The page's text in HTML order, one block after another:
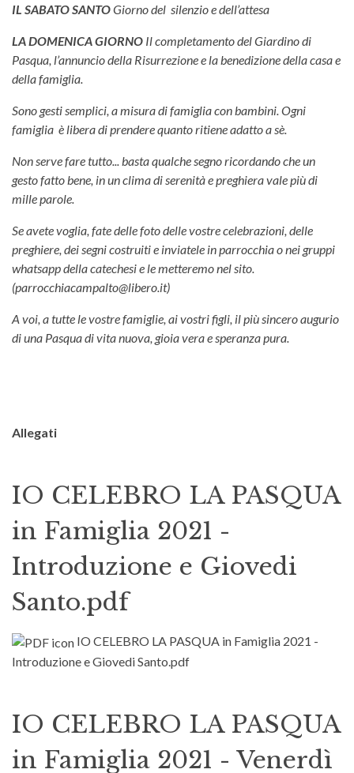
IL SABATO SANTOGiorno del silenzio e dell’attesa
LA DOMENICA GIORNO Il completamento del Giardino di
Pasqua, l’annuncio della Risurrezionee la benedizione della casa e
della famiglia.
Sono gesti semplici, a misura di famiglia con bambini. Ogni
famiglia è libera di prendere quanto ritiene adatto a sè.
Non serve fare tutto... basta qualche segno ricordando che un
gesto fatto bene, in un clima di serenità e preghiera vale più di
mille parole.
Se avete voglia, fate delle foto delle vostre celebrazioni, delle
preghiere, dei segni costruiti e inviatele in parrocchia o nei gruppi
whatsapp della catechesi e le metteremo nel sito.
(parrocchiacampalto@libero.it)
A voi, a tutte le vostre famiglie, ai vostri figli, il più sincero augurio
di una Pasqua di vita nuova, gioia vera e speranza pura.
Allegati
IO CELEBRO LA PASQUA
in Famiglia 2021 -
Introduzione e Giovedi
Santo.pdf
IO CELEBRO LA PASQUA in Famiglia 2021 -
Introduzione e Giovedi Santo.pdf
IO CELEBRO LA PASQUA
in Famiglia 2021 - Venerdì